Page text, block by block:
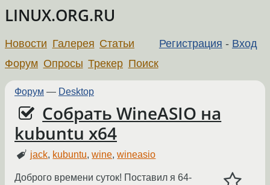
LINUX.ORG.RU
Регистрация - Вход
Новости Галерея Статьи
Форум Опросы Трекер Поиск
Форум — Desktop
Собрать WineASIO на
kubuntu x64
jack, kubuntu,wine,wineasio
Доброго времени суток! Поставил я 64-